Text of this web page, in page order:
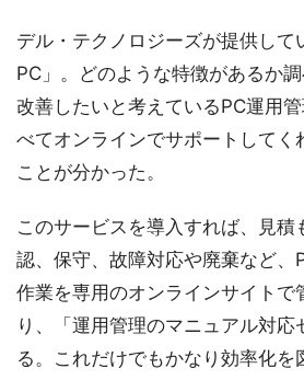
デル・テクノロジーズが提供して
PC」。どのような特徴があるか
改善したいと考えているPC運用
べてオンラインでサポートしてく
ことが分かった。
このサービスを導入すれば、見積
認、保守、故障対応や廃棄など、
作業を専用のオンラインサイトで
り、「運用管理のマニュアル対応
る。これだけでもかなり効率化を